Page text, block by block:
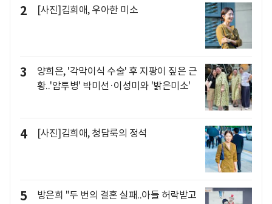
2 [사진]김희애, 우아한 미소
3
양희은, '각막이식 수술' 후 지팡이 짚은 근
황..'암투병' 박미선·이성미와 '밝은미소'
4 [사진]김희애, 청담룩의 정석
5
방은희 "두 번의 결혼 실패..아들 허락받고